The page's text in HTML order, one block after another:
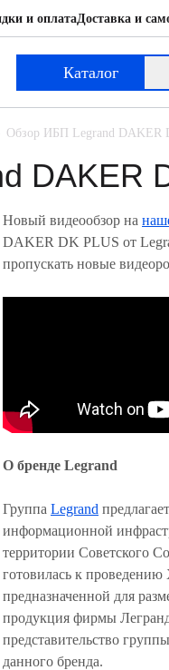
и оплатаДоставка и
Каталог
Обзор ИБП Legrand DAKER
DAKER
Новый видеообзор на
DAKER DK PLUS от
пропускать новые
О бренде Legrand
Группа Legrand
информационной
территории Советского
готовилась к
предназначенной для
продукция фирмы
представительство
данного бренда.